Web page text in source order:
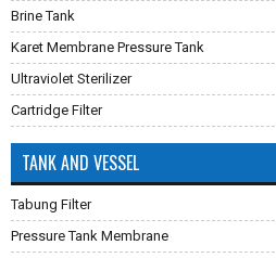
Brine Tank
Karet Membrane Pressure Tank
Ultraviolet Sterilizer
Cartridge Filter
TANK AND VESSEL
Tabung Filter
Pressure Tank Membrane